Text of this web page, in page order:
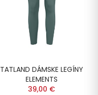
TATLAND DÁMSKE LEGÍNY
ELEMENTS
39,00 €